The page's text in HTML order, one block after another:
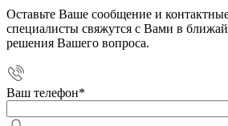
Оставьте Ваше сообщение и
специалисты свяжутся с Вами в
решения Вашего вопроса.
Ваш телефон*